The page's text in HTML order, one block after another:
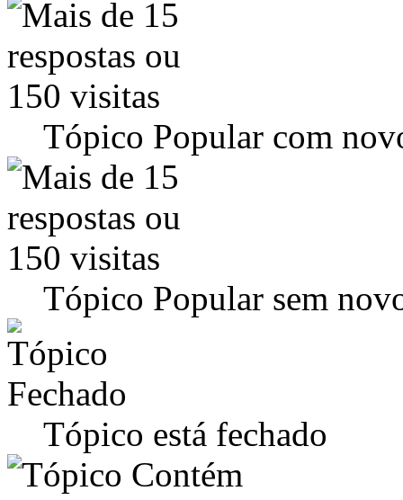
Tópico Popular com
Tópico Popular sem
Tópico está fechado